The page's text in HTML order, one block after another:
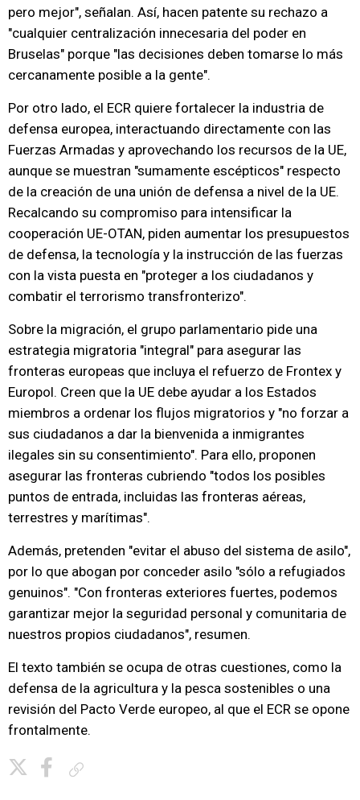
pero mejor", señalan. Así, hacen patente su rechazo a
"cualquier centralización innecesaria del poder en
Bruselas" porque "las decisiones deben tomarse lo más
cercanamente posible a la gente".
Por otro lado, el ECR quiere fortalecer la industria de
defensa europea, interactuando directamente con las
Fuerzas Armadas y aprovechando los recursos de la UE,
aunque se muestran "sumamente escépticos" respecto
de la creación de una unión de defensa a nivel de la UE.
Recalcando su compromiso para intensificar la
cooperación UE-OTAN, piden aumentar los presupuestos
de defensa, la tecnología y la instrucción de las fuerzas
con la vista puesta en "proteger a los ciudadanos y
combatir el terrorismo transfronterizo".
Sobre la migración, el grupo parlamentario pide una
estrategia migratoria "integral" para asegurar las
fronteras europeas que incluya el refuerzo de Frontex y
Europol. Creen que la UE debe ayudar a los Estados
miembros a ordenar los flujos migratorios y "no forzar a
sus ciudadanos a dar la bienvenida a inmigrantes
ilegales sin su consentimiento". Para ello, proponen
asegurar las fronteras cubriendo "todos los posibles
puntos de entrada, incluidas las fronteras aéreas,
terrestres y marítimas".
Además, pretenden "evitar el abuso del sistema de asilo",
por lo que abogan por conceder asilo "sólo a refugiados
genuinos". "Con fronteras exteriores fuertes, podemos
garantizar mejor la seguridad personal y comunitaria de
nuestros propios ciudadanos", resumen.
El texto también se ocupa de otras cuestiones, como la
defensa de la agricultura y la pesca sostenibles o una
revisión del Pacto Verde europeo, al que el ECR se opone
frontalmente.